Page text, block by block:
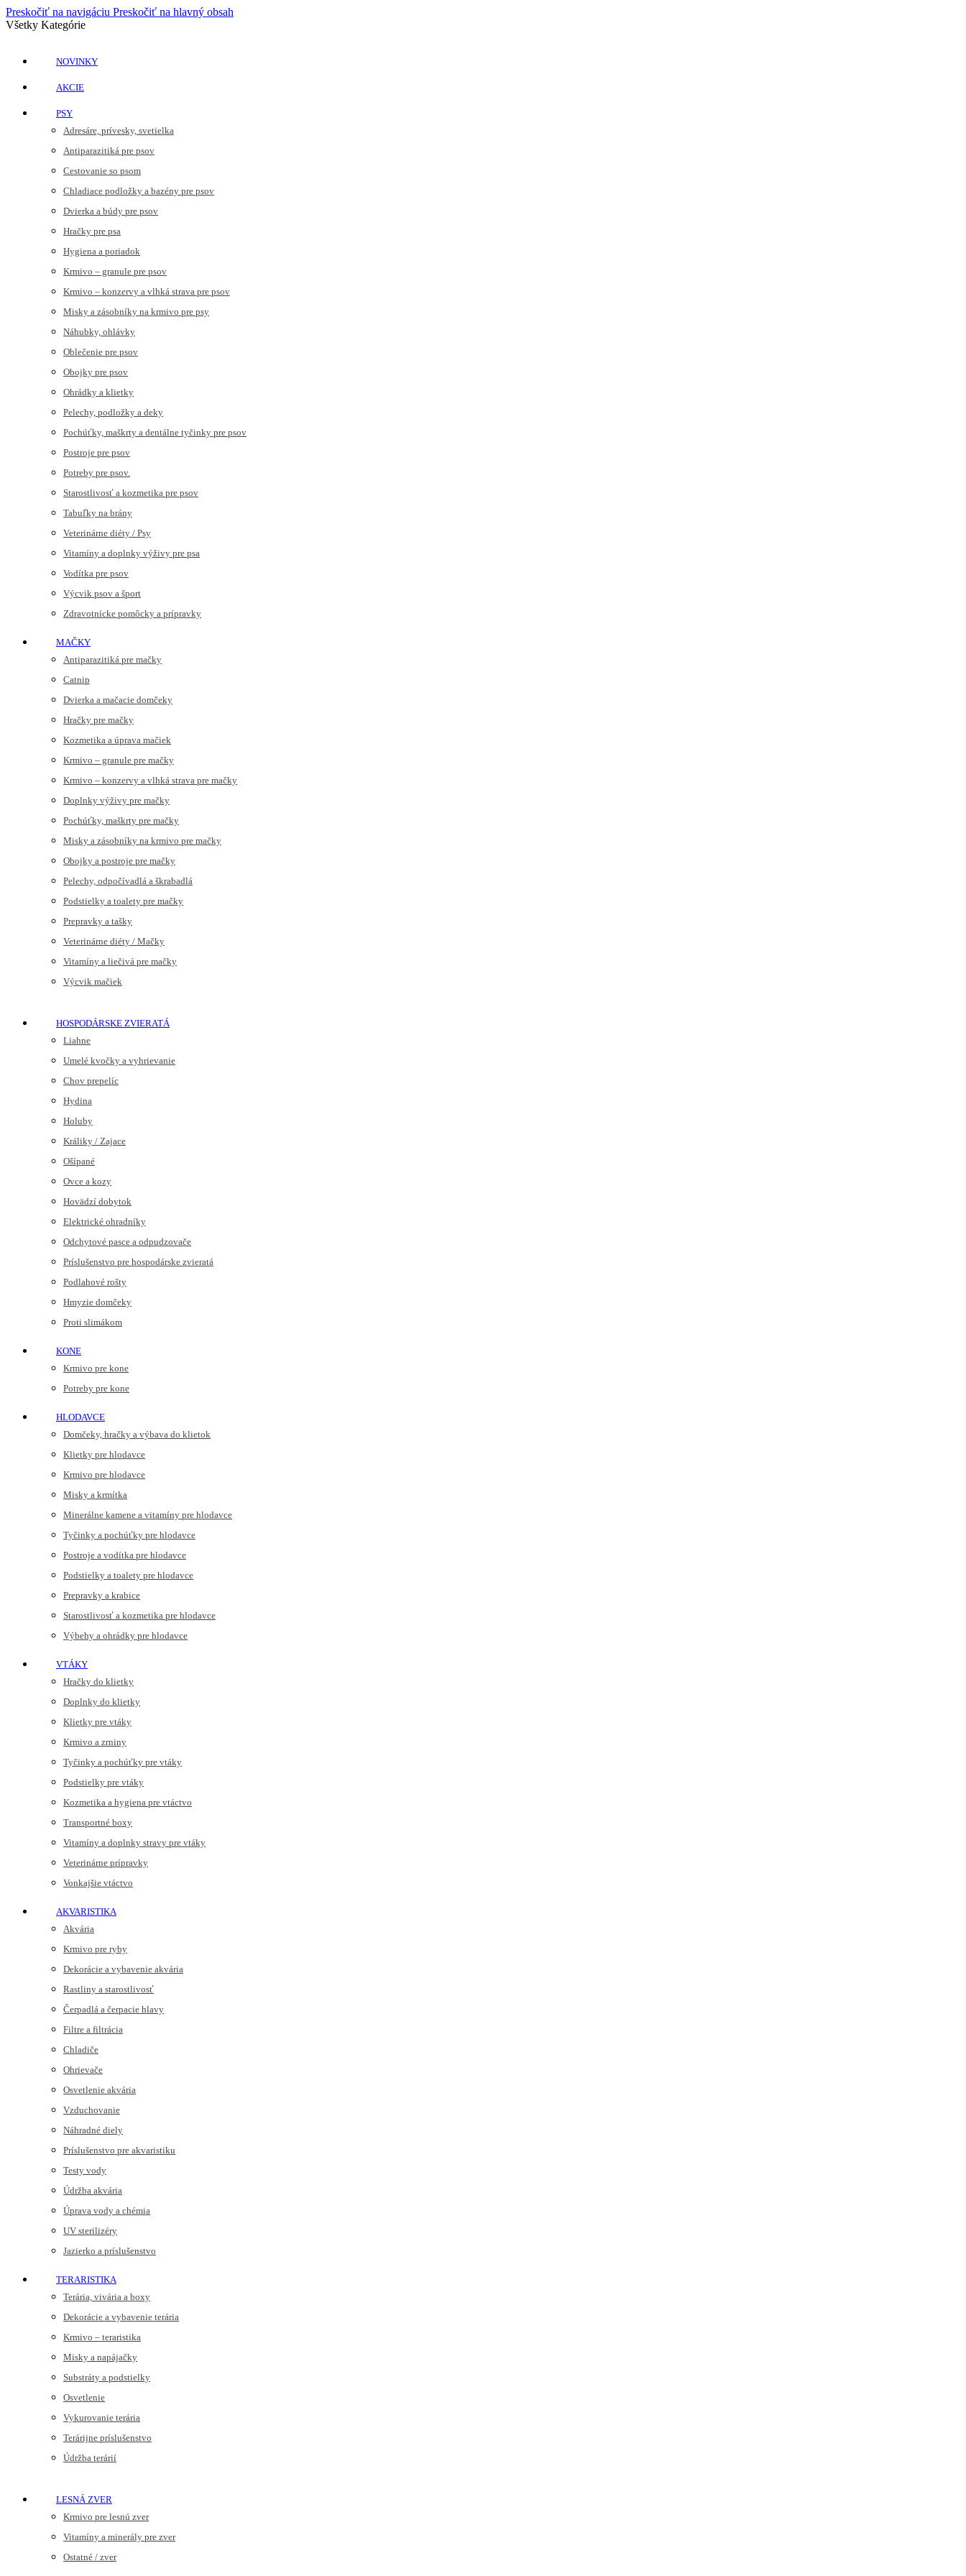
Preskočiť na navigáciu Preskočiť na hlavný obsah
Všetky Kategórie
NOVINKY
AKCIE
PSY
Adresáre, prívesky, svetielka
Antiparazitiká pre psov
Cestovanie so psom
Chladiace podložky a bazény pre psov
Dvierka a búdy pre psov
Hračky pre psa
Hygiena a poriadok
Krmivo – granule pre psov
Krmivo – konzervy a vlhká strava pre psov
Misky a zásobníky na krmivo pre psy
Náhubky, ohlávky
Oblečenie pre psov
Obojky pre psov
Ohrádky a klietky
Pelechy, podložky a deky
Pochúťky, maškrty a dentálne tyčinky pre psov
Postroje pre psov
Potreby pre psov.
Starostlivosť a kozmetika pre psov
Tabuľky na brány
Veterinárne diéty / Psy
Vitamíny a doplnky výživy pre psa
Vodítka pre psov
Výcvik psov a šport
Zdravotnícke pomôcky a prípravky
MAČKY
Antiparazitiká pre mačky
Catnip
Dvierka a mačacie domčeky
Hračky pre mačky
Kozmetika a úprava mačiek
Krmivo – granule pre mačky
Krmivo – konzervy a vlhká strava pre mačky
Doplnky výživy pre mačky
Pochúťky, maškrty pre mačky
Misky a zásobníky na krmivo pre mačky
Obojky a postroje pre mačky
Pelechy, odpočívadlá a škrabadlá
Podstielky a toalety pre mačky
Prepravky a tašky
Veterinárne diéty / Mačky
Vitamíny a liečivá pre mačky
Výcvik mačiek
HOSPODÁRSKE ZVIERATÁ
Liahne
Umelé kvočky a vyhrievanie
Chov prepelíc
Hydina
Holuby
Králiky / Zajace
Ošípané
Ovce a kozy
Hovädzí dobytok
Elektrické ohradníky
Odchytové pasce a odpudzovače
Príslušenstvo pre hospodárske zvieratá
Podlahové rošty
Hmyzie domčeky
Proti slimákom
KONE
Krmivo pre kone
Potreby pre kone
HLODAVCE
Domčeky, hračky a výbava do klietok
Klietky pre hlodavce
Krmivo pre hlodavce
Misky a krmítka
Minerálne kamene a vitamíny pre hlodavce
Tyčinky a pochúťky pre hlodavce
Postroje a vodítka pre hlodavce
Podstielky a toalety pre hlodavce
Prepravky a krabice
Starostlivosť a kozmetika pre hlodavce
Výbehy a ohrádky pre hlodavce
VTÁKY
Hračky do klietky
Doplnky do klietky
Klietky pre vtáky
Krmivo a zrniny
Tyčinky a pochúťky pre vtáky
Podstielky pre vtáky
Kozmetika a hygiena pre vtáctvo
Transportné boxy
Vitamíny a doplnky stravy pre vtáky
Veterinárne prípravky
Vonkajšie vtáctvo
AKVARISTIKA
Akvária
Krmivo pre ryby
Dekorácie a vybavenie akvária
Rastliny a starostlivosť
Čerpadlá a čerpacie hlavy
Filtre a filtrácia
Chladiče
Ohrievače
Osvetlenie akvária
Vzduchovanie
Náhradné diely
Príslušenstvo pre akvaristiku
Testy vody
Údržba akvária
Úprava vody a chémia
UV sterilizéry
Jazierko a príslušenstvo
TERARISTIKA
Terária, vivária a boxy
Dekorácie a vybavenie terária
Krmivo – teraristika
Misky a napájačky
Substráty a podstielky
Osvetlenie
Vykurovanie terária
Terárijne príslušenstvo
Údržba terárií
LESNÁ ZVER
Krmivo pre lesnú zver
Vitamíny a minerály pre zver
Ostatné / zver